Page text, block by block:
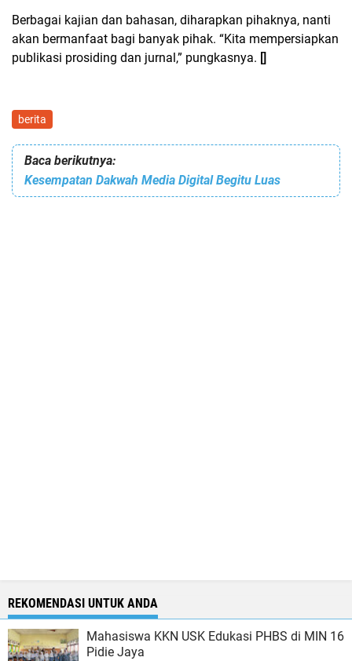
Berbagai kajian dan bahasan, diharapkan pihaknya, nanti
akan bermanfaat bagi banyak pihak. “Kita mempersiapkan
publikasi prosiding dan jurnal,” pungkasnya. []
berita
Baca berikutnya:
Kesempatan Dakwah Media Digital Begitu Luas
REKOMENDASI UNTUK ANDA
Mahasiswa KKN USK Edukasi PHBS di MIN 16
Pidie Jaya